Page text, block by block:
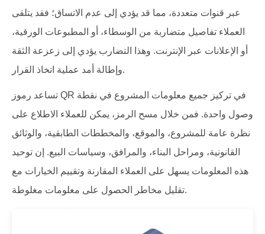
عبر قنوات متعددة، مما قد يؤدي إلى عدم الاتساق؛ فقد يتلقى
العملاء تفاصيل متضاربة من الوسطاء، أو المطبوعات الورقية،
أو الإعلانات عبر الإنترنت. وهذا التضارب يؤدي إلى زعزعة الثقة
وإطالة أمد عملية اتخاذ القرار.
تساعد رموز QR في تركيز جميع معلومات المشروع في نقطة
وصول واحدة. فمن خلال مسح الرمز، يمكن للعملاء الاطلاع على
نظرة عامة للمشروع، والموقع، والمخططات الطابقية، والوثائق
القانونية، ومراحل البناء، والمرافق، وسياسات البيع. إن توحيد
هذه المعلومات يسهل على العملاء المقارنة وتقييم الخيارات مع
تقليل مخاطر الحصول على معلومات مغلوطة.